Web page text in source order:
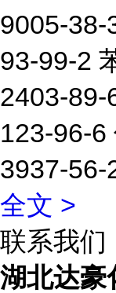
9005-38-
93-99-2
2403-89-
123-96-6
3937-56-
全文 >
联系我们
湖北达豪